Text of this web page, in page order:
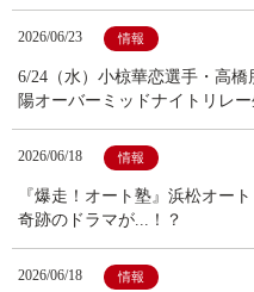
2026/06/23 情報
6/24（水）小椋華恋選手・高
陽オーバーミッドナイトリレー
2026/06/18 情報
『爆走！オート塾』浜松オー
奇跡のドラマが...！？
2026/06/18 情報